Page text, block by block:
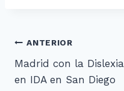
Navegación
de
ANTERIOR
Madrid con la Dislexia
en IDA en San Diego